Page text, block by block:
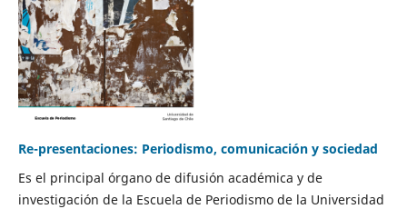
Re-presentaciones: Periodismo, comunicación y sociedad
Es el principal órgano de difusión académica y de
investigación de la Escuela de Periodismo de la Universidad